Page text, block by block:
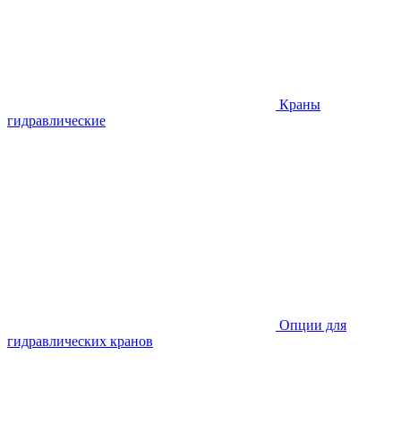
Краны
гидравлические
Опции для
гидравлических кранов